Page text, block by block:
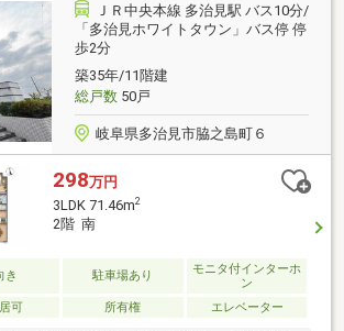
ＪＲ中央本線 多治見駅 バス10分/
「多治見ホワイトタウン」バス停 停
歩2分
築35年/11階建
総戸数50戸
岐阜県多治見市脇之島町６
298万円
3LDK 71.46m2
2階 南
き 駐車場あり
モニタ付インターホ
ン
可
所有権 エレベーター